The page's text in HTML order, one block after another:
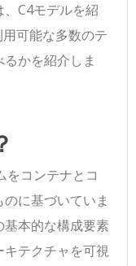
C4モデルを紹
可能な多数のテ
かを紹介しま
をコンテナとコ
に基づいていま
本的な構成要素
テクチャを可視